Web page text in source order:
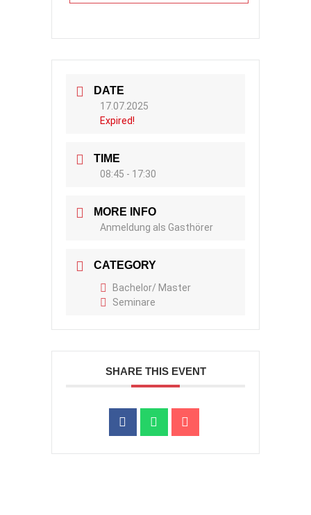
DATE
17.07.2025
Expired!
TIME
08:45 - 17:30
MORE INFO
Anmeldung als Gasthörer
CATEGORY
Bachelor/ Master
Seminare
SHARE THIS EVENT